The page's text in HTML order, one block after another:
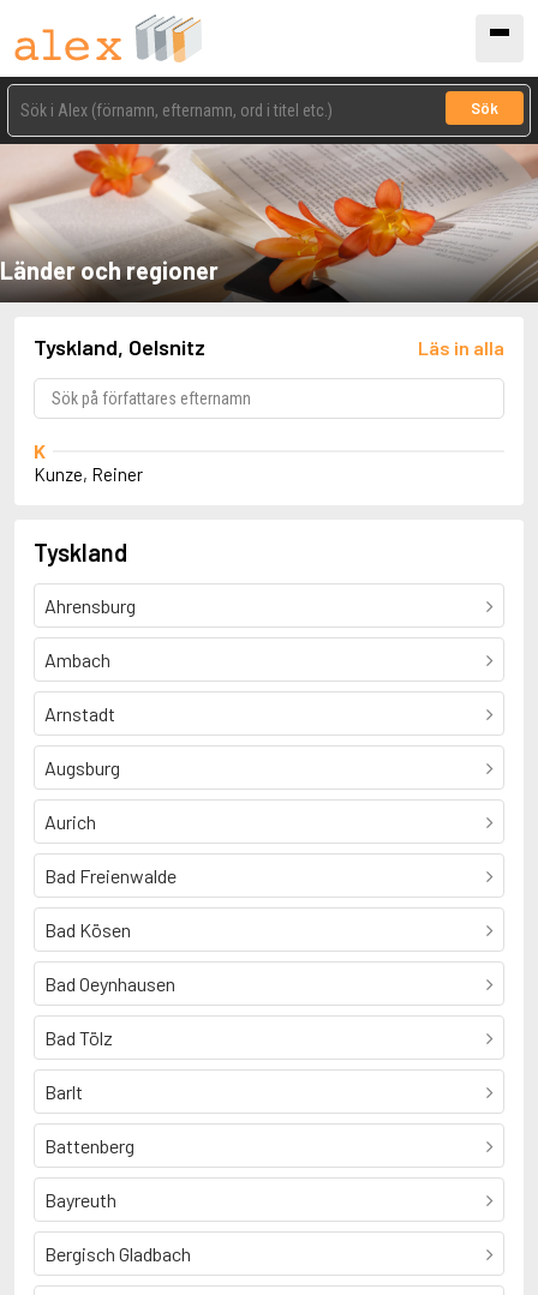
Sök
Länder och regioner
Tyskland, Oelsnitz Läs in alla
K
Kunze, Reiner
Tyskland
Ahrensburg
Ambach
Arnstadt
Augsburg
Aurich
Bad Freienwalde
Bad Kösen
Bad Oeynhausen
Bad Tölz
Barlt
Battenberg
Bayreuth
Bergisch Gladbach